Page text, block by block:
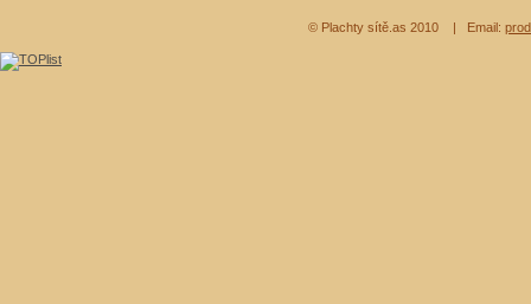
© Plachty sítě.as 2010 | Email: